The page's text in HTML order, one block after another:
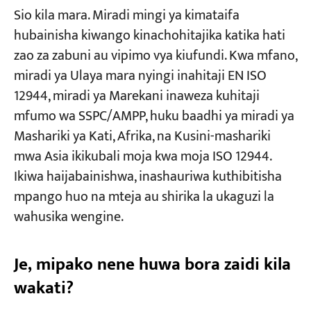
Sio kila mara. Miradi mingi ya kimataifa
hubainisha kiwango kinachohitajika katika hati
zao za zabuni au vipimo vya kiufundi. Kwa mfano,
miradi ya Ulaya mara nyingi inahitaji EN ISO
12944, miradi ya Marekani inaweza kuhitaji
mfumo wa SSPC/AMPP, huku baadhi ya miradi ya
Mashariki ya Kati, Afrika, na Kusini-mashariki
mwa Asia ikikubali moja kwa moja ISO 12944.
Ikiwa haijabainishwa, inashauriwa kuthibitisha
mpango huo na mteja au shirika la ukaguzi la
wahusika wengine.
Je, mipako nene huwa bora zaidi kila
wakati?